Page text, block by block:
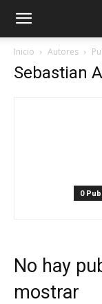
Inicio Autores
Sebastian
0
No hay
mostrar